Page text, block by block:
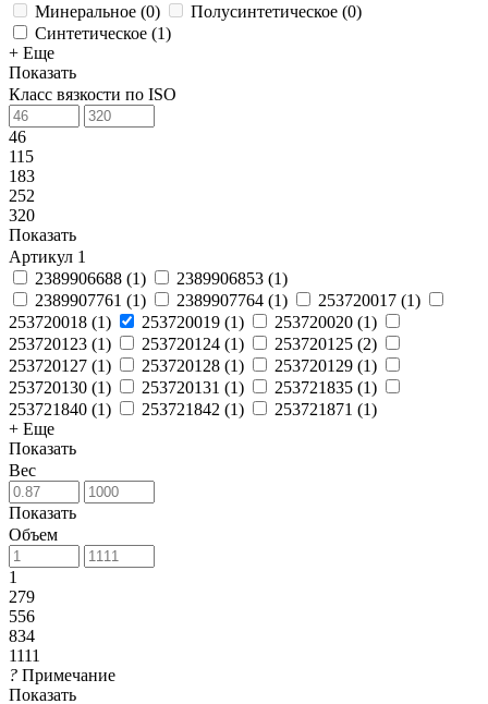
Минеральное (0) Полусинтетическое (0)
Синтетическое (1)
+ Еще
Показать
Класс вязкости по ISO
46
115
183
252
320
Показать
Артикул 1
2389906688 (1) 2389906853 (1)
2389907761 (1) 2389907764 (1) 253720017 (1)
253720018 (1) 253720019 (1) 253720020 (1)
253720123 (1) 253720124 (1) 253720125 (2)
253720127 (1) 253720128 (1) 253720129 (1)
253720130 (1) 253720131 (1) 253721835 (1)
253721840 (1) 253721842 (1) 253721871 (1)
+ Еще
Показать
Вес
Показать
Объем
1
279
556
834
1111
? Примечание
Показать